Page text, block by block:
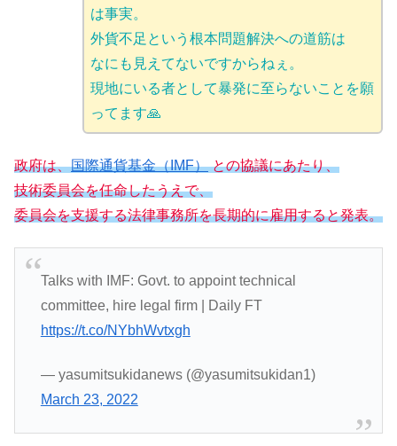
は事実。
外貨不足という根本問題解決への道筋は
なにも見えてないですからねぇ。
現地にいる者として暴発に至らないことを願
ってます🙏
政府は、国際通貨基金（IMF）との協議にあたり、
技術委員会を任命したうえで、
委員会を支援する法律事務所を長期的に雇用すると発表。
Talks with IMF: Govt. to appoint technical
committee, hire legal firm | Daily FT
https://t.co/NYbhWvtxgh
— yasumitsukidanews (@yasumitsukidan1)
March 23, 2022